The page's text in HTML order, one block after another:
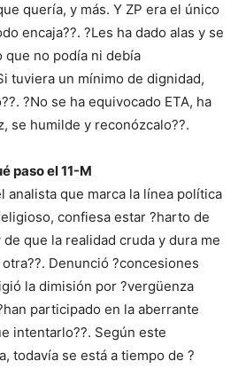
quería, y más. Y ZP era el único
encaja??. ?Les ha dado alas y se
que no podía ni debía
tuviera un mínimo de dignidad,
?No se ha equivocado ETA, ha
se humilde y reconózcalo??.
paso el 11-M
analista que marca la línea política
confiesa estar ?harto de
que la realidad cruda y dura me
Denunció ?concesiones
la dimisión por ?vergüenza
participado en la aberrante
intentarlo??. Según este
todavía se está a tiempo de ?